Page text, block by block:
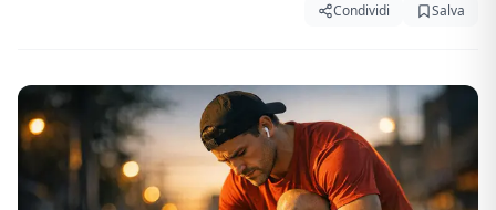
Condividi Salva